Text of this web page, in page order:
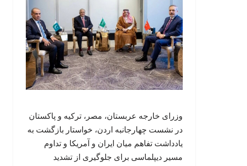
وزرای خارجه عربستان، مصر، ترکیه و پاکستان
در نشست چهارجانبه اردن، خواستار بازگشت به
یادداشت تفاهم میان ایران و آمریکا و تداوم
مسیر دیپلماسی برای جلوگیری از تشدید